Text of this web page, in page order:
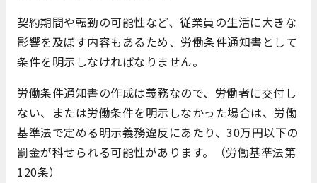
契約期間や転勤の可能性など、従業員の生活に大きな
影響を及ぼす内容もあるため、労働条件通知書として
条件を明示しなければなりません。
労働条件通知書の作成は義務なので、労働者に交付し
ない、または労働条件を明示しなかった場合は、労働
基準法で定める明示義務違反にあたり、30万円以下の
罰金が科せられる可能性があります。（労働基準法第
120条）